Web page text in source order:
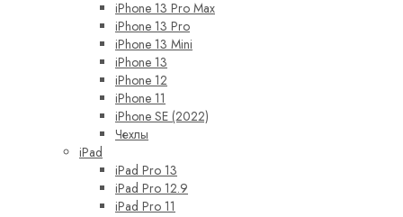
iPhone 13 Pro Max
iPhone 13 Pro
iPhone 13 Mini
iPhone 13
iPhone 12
iPhone 11
iPhone SE (2022)
Чехлы
iPad
iPad Pro 13
iPad Pro 12.9
iPad Pro 11